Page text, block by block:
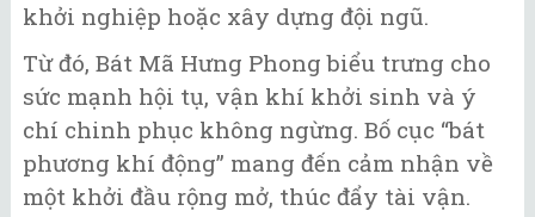
khởi nghiệp hoặc xây dựng đội ngũ.
Từ đó, Bát Mã Hưng Phong biểu trưng cho
sức mạnh hội tụ, vận khí khởi sinh và ý
chí chinh phục không ngừng. Bố cục “bát
phương khí động” mang đến cảm nhận về
một khởi đầu rộng mở, thúc đẩy tài vận.